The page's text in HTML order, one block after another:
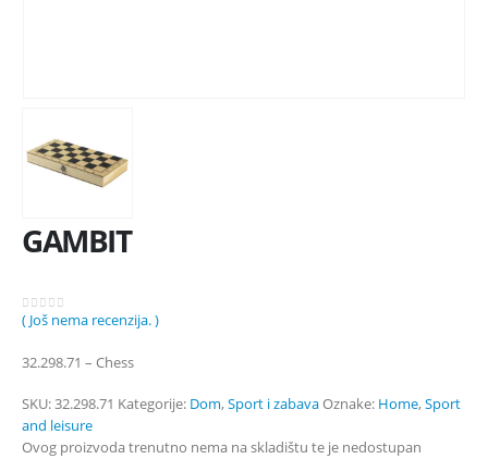
GAMBIT
0 out of 5
( Još nema recenzija. )
32.298.71 – Chess
SKU:32.298.71 Kategorije: Dom,Sport i zabavaOznake: Home,Sport
and leisure
Ovog proizvoda trenutno nema na skladištu te je nedostupan